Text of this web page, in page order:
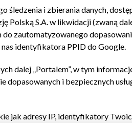
Biuro reklamy Kontakt
i zbierania danych,
Polską S.A. w likwidacji (zwaną
zautomatyzowanego
identyfikatora PPID do Google.
dalej „Portalem”, w tym
i bezpiecznych
jak adresy IP, identyfikatory